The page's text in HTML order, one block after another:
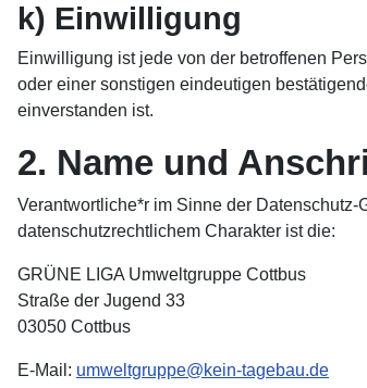
k) Einwilligung
Einwilligung ist jede von der betroffenen
oder einer sonstigen eindeutigen
einverstanden ist.
2. Name und
Verantwortliche*r im Sinne der
datenschutzrechtlichem Charakter ist die:
GRÜNE LIGA Umweltgruppe Cottbus
Straße der Jugend 33
03050 Cottbus
E-Mail: umweltgruppe@kein-tagebau.de